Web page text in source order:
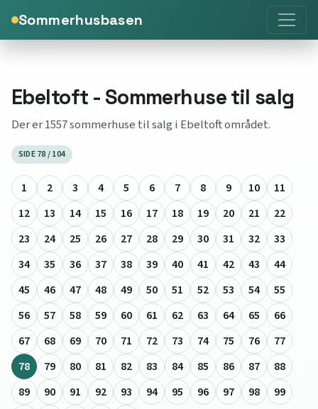
Sommerhusbasen
Ebeltoft - Sommerhuse til salg
Der er 1557 sommerhuse til salg i Ebeltoft området.
SIDE 78 / 104
1 2 3 4 5 6 7 8 9 10
11
12
13 14 15 16 17 18 19 20 21
22
23
24 25 26 27 28 29 30 31 32
33
34
35 36 37 38 39 40 41 42 43
44
45
46 47 48 49 50 51 52 53 54
55
56
57 58 59 60 61 62 63 64 65
66
67
68 69 70 71 72 73 74 75 76
77
78
79 80 81 82 83 84 85 86 87
88
89
90 91 92 93 94 95 96 97 98
99